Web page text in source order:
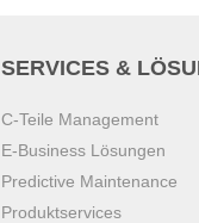
SERVICES &
C-Teile Management
E-Business Lösungen
Predictive Maintenance
Produktservices